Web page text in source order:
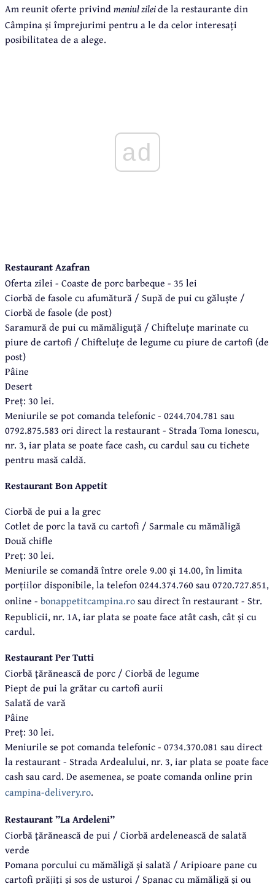
Am reunit oferte privindmeniul zileide la restaurante din
Câmpina și împrejurimi pentru a le da celor interesați
posibilitatea de a alege.
ad
Restaurant Azafran
Oferta zilei - Coaste de porc barbeque - 35 lei
Ciorbă de fasole cu afumătură / Supă de pui cu găluște /
Ciorbă de fasole (de post)
Saramură de pui cu mămăliguță / Chifteluțe marinate cu
piure de cartofi / Chifteluțe de legume cu piure de cartofi (de
post)
Pâine
Desert
Preț: 30 lei.
Meniurile se pot comanda telefonic - 0244.704.781 sau
0792.875.583 ori direct la restaurant - Strada Toma Ionescu,
nr. 3, iar plata se poate face cash, cu cardul sau cu tichete
pentru masă caldă.
Restaurant Bon Appetit
Ciorbă de pui a la grec
Cotlet de porc la tavă cu cartofi / Sarmale cu mămăligă
Două chifle
Preț: 30 lei.
Meniurile se comandă între orele 9.00 și 14.00, în limita
porțiilor disponibile, la telefon 0244.374.760 sau 0720.727.851,
online - bonappetitcampina.rosau direct în restaurant - Str.
Republicii, nr. 1A, iar plata se poate face atât cash, cât și cu
cardul.
Restaurant Per Tutti
Ciorbă țărănească de porc / Ciorbă de legume
Piept de pui la grătar cu cartofi aurii
Salată de vară
Pâine
Preț: 30 lei.
Meniurile se pot comanda telefonic - 0734.370.081 sau direct
la restaurant - Strada Ardealului, nr. 3, iar plata se poate face
cash sau card. De asemenea, se poate comanda online prin
campina-delivery.ro.
Restaurant ”La Ardeleni”
Ciorbă țărănească de pui / Ciorbă ardelenească de salată
verde
Pomana porcului cu mămăligă și salată / Aripioare pane cu
cartofi prăjiți și sos de usturoi / Spanac cu mămăligă și ou